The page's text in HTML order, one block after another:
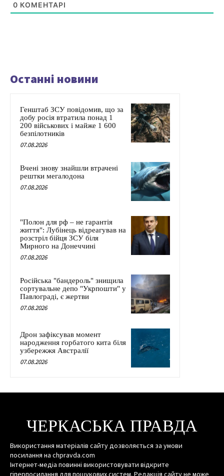
0 КОМЕНТАРІ
Останні новини
Генштаб ЗСУ повідомив, що за
добу росія втратила понад 1
200 військових і майже 1 600
безпілотників
07.08.2026
Вчені знову знайшли втрачені
рештки мегалодона
07.08.2026
"Полон для рф – не гарантія
життя": Лубінець відреагував на
розстріл бійця ЗСУ біля
Мирного на Донеччині
07.08.2026
Російська "бандероль" знищила
сортувальне депо "Укрпошти" у
Павлограді, є жертви
07.08.2026
Дрон зафіксував момент
народження горбатого кита біля
узбережжя Австралії
07.08.2026
ЧЕРКАСЬКА ПРАВДА
Використання матеріалів сайту дозволяється за умови
посилання на chpravda.com
Інтернет-медіа повинні використовувати відкрите
гіперпосилання для пошукових систем. Редакція сайту не може